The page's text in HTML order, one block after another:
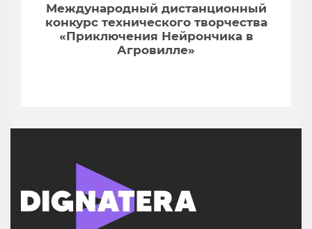
Международный дистанционный
конкурс технического творчества
«Приключения Нейрончика в
Агровилле»